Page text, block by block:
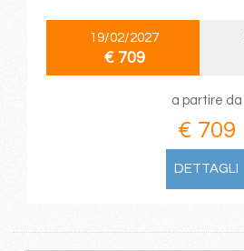
19/02/2027
€ 709
a partire da
€ 709
DETTAGLI